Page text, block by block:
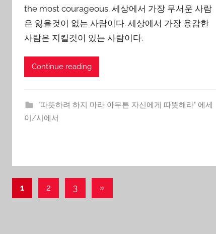
n
g
the most courageous. 세상에서 가장 무서운 사람
은 잃을것이 없는 사람이다. 세상에서 가장 용감한
사람은 지킬것이 있는 사람이다.
Continue reading
"따뜻하려 하지 마라 아무튼 자신에게 따뜻해라" 에세
이/시에서
Posts
1 2 3
Next
»